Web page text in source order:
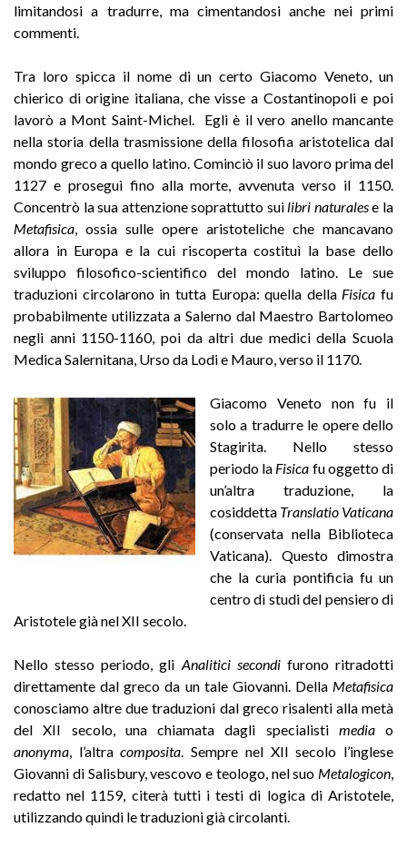
limitandosi a tradurre, ma cimentandosi anche nei primi
commenti.
Tra loro spicca il nome di un certo Giacomo Veneto, un
chierico di origine italiana, che visse a Costantinopoli e poi
lavorò a Mont Saint-Michel. Egli è il vero anello mancante
nella storia della trasmissione della filosofia aristotelica dal
mondo greco a quello latino. Cominciò il suo lavoro prima del
1127 e proseguì fino alla morte, avvenuta verso il 1150.
Concentrò la sua attenzione soprattutto sui libri naturalese la
Metafisica , ossia sulle opere aristoteliche che mancavano
allora in Europa e la cui riscoperta costituì la base dello
sviluppo filosofico-scientifico del mondo latino. Le sue
traduzioni circolarono in tutta Europa: quella della Fisica fu
probabilmente utilizzata a Salerno dal Maestro Bartolomeo
negli anni 1150-1160, poi da altri due medici della Scuola
Medica Salernitana, Urso da Lodi e Mauro, verso il 1170.
Giacomo Veneto non fu il
solo a tradurre le opere dello
Stagirita. Nello stesso
periodo la Fisica fu oggetto di
un’altra traduzione, la
cosiddetta Translatio Vaticana
(conservata nella Biblioteca
Vaticana). Questo dimostra
che la curia pontificia fu un
centro di studi del pensiero di
Aristotele già nel XII secolo.
Nello stesso periodo, gli Analitici secondifurono ritradotti
direttamente dal greco da un tale Giovanni. Della Metafisica
conosciamo altre due traduzioni dal greco risalenti alla metà
del XII secolo, una chiamata dagli specialisti mediao
anonyma , l’altracomposita . Sempre nel XII secolo l’inglese
Giovanni di Salisbury, vescovo e teologo, nel suo Metalogicon
redatto nel 1159, citerà tutti i testi di logica di Aristotele,
utilizzando quindi le traduzioni già circolanti.